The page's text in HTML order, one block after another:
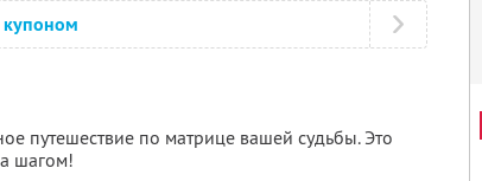
купоном
путешествие по матрице вашей судьбы. Это
шагом!